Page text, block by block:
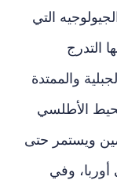
التي
التدرج
والممتدة
الأطلسي
ويستمر حتى
وفي